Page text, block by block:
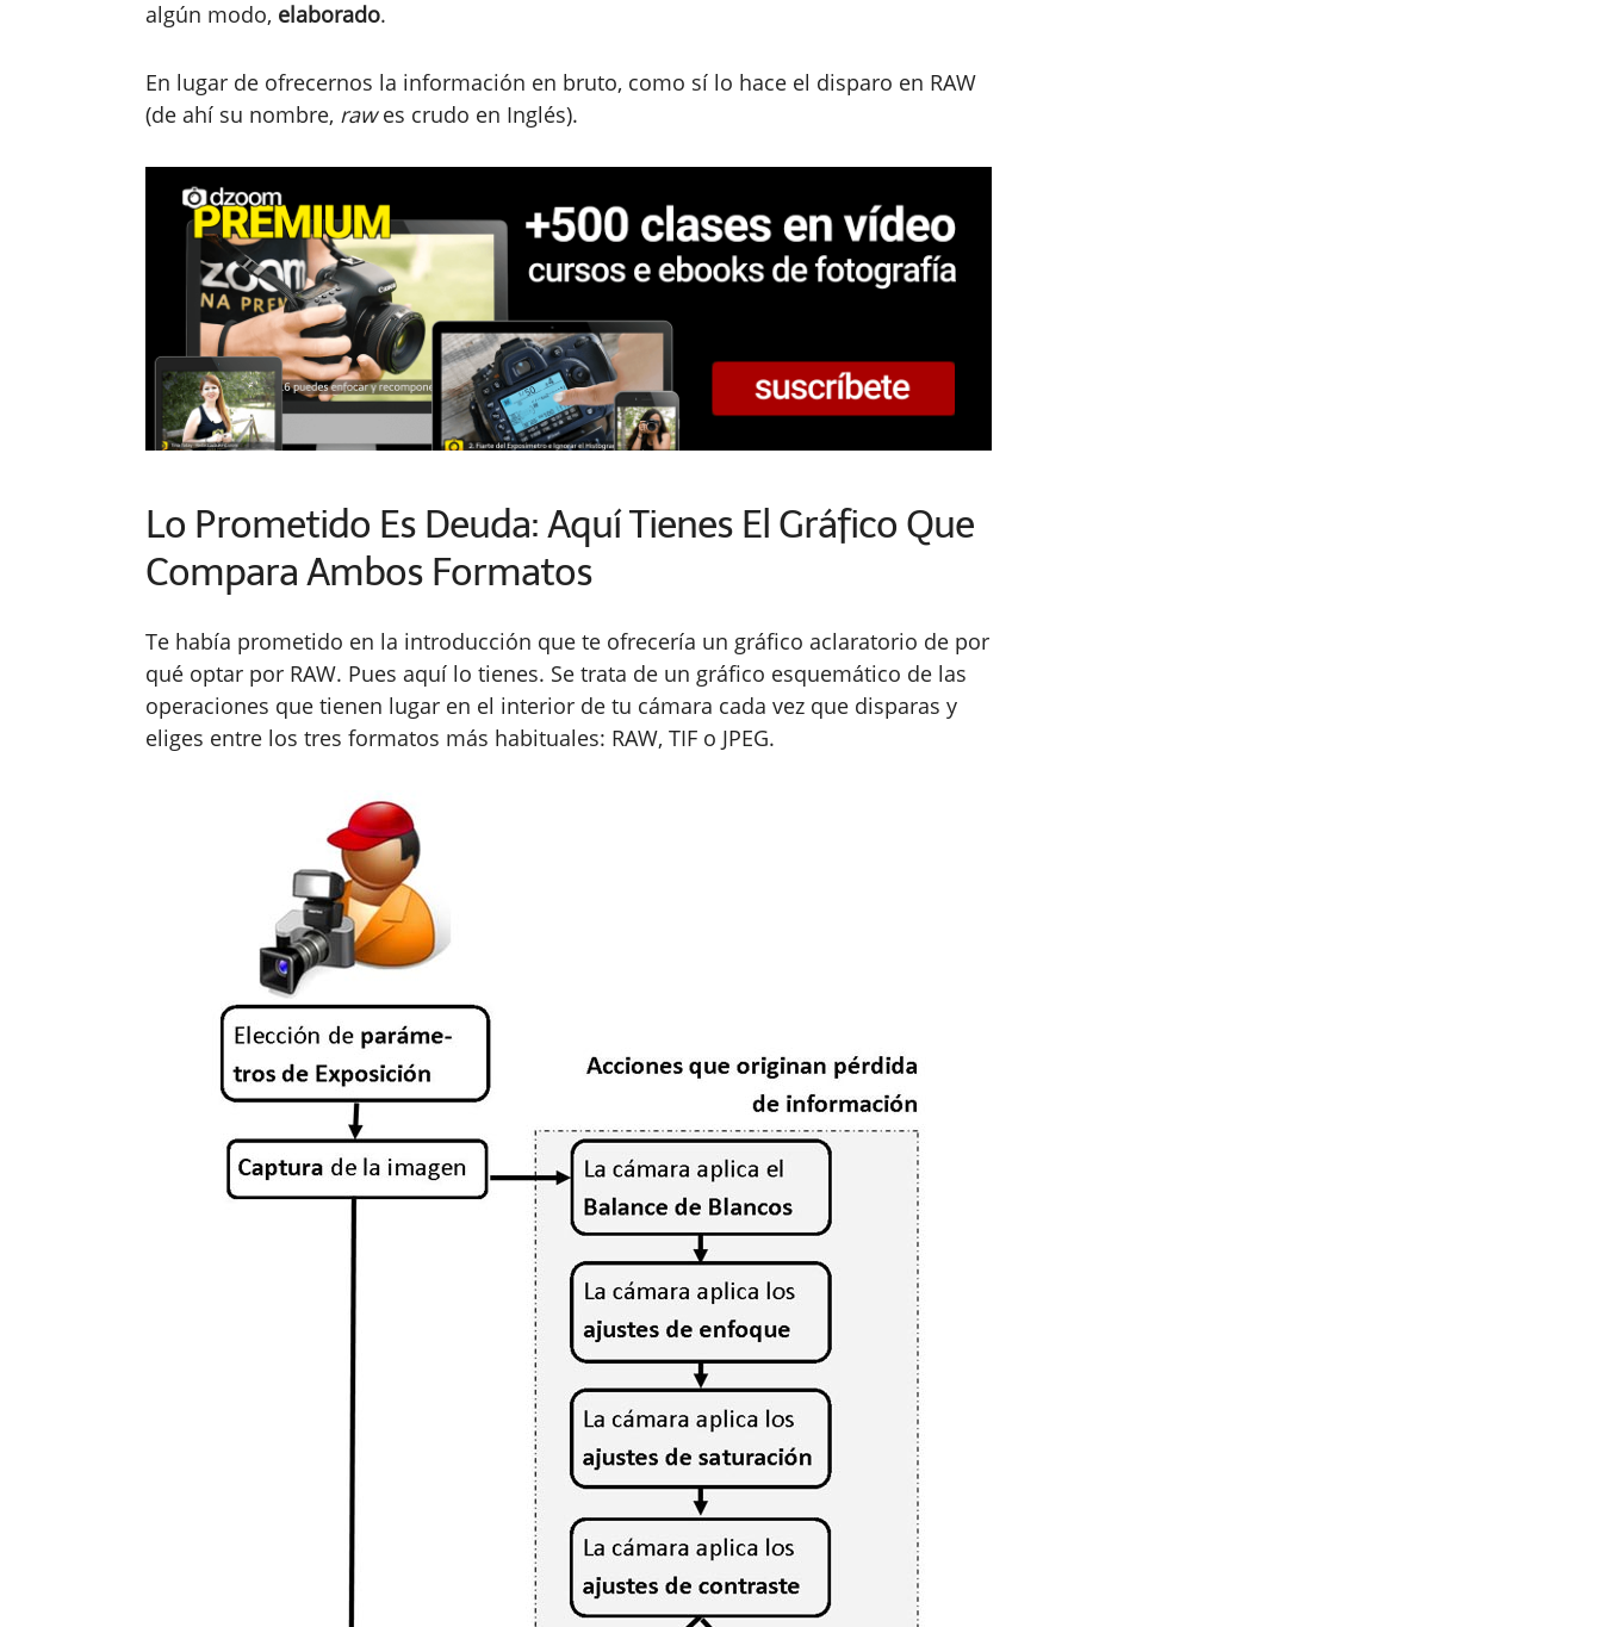
algún modo, elaborado.
En lugar de ofrecernos la información en bruto, como sí lo hace el disparo en RAW
(de ahí su nombre, rawes crudo en Inglés).
Lo Prometido Es Deuda: Aquí Tienes El Gráfico Que
Compara Ambos Formatos
Te había prometido en la introducción que te ofrecería un gráfico aclaratorio de por
qué optar por RAW. Pues aquí lo tienes. Se trata de un gráfico esquemático de las
operaciones que tienen lugar en el interior de tu cámara cada vez que disparas y
eliges entre los tres formatos más habituales: RAW, TIF o JPEG.